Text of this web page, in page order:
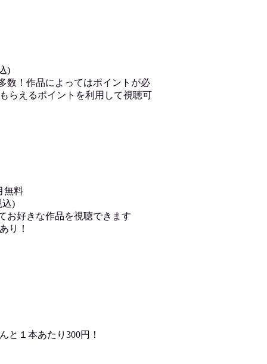
)
！作品によってはポイントが必
らえるポイントを利用して視聴可
無料
込)
お好きな作品を視聴できます
り！
と１本あたり300円！